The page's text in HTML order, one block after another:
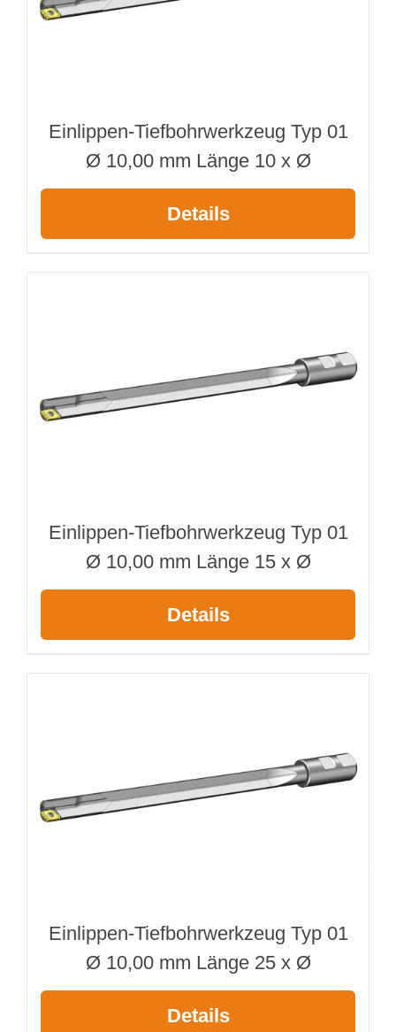
Webshop
Deutsch
Suche
Einlippen-Tiefbohrwerkzeug Typ 01
Ø 10,00 mm Länge 10 x Ø
Details
Einlippen-Tiefbohrwerkzeug Typ 01
Ø 10,00 mm Länge 15 x Ø
Details
Einlippen-Tiefbohrwerkzeug Typ 01
Ø 10,00 mm Länge 25 x Ø
Details